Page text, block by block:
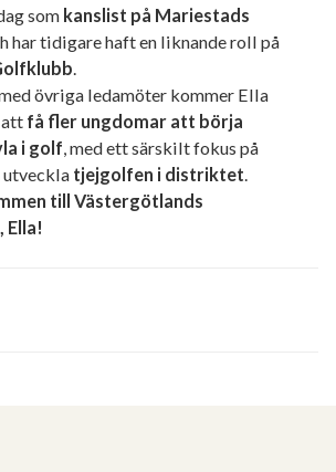
som kanslist på Mariestads
har tidigare haft en liknande roll på
övriga ledamöter kommer Ella
få fler ungdomar att börja
i golf , med ett särskilt fokus på
utveckla tjejgolfen i distriktet
till Västergötlands
Ella!